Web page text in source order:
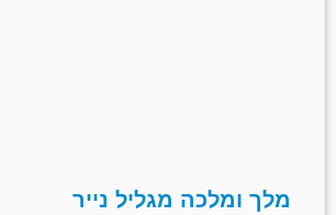
מלך ומלכה מגליל נייר